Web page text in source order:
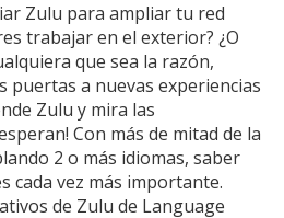
Zulu para ampliar tu red
trabajar en el exterior? ¿O
que sea la razón,
puertas a nuevas experiencias
Zulu y mira las
Con más de mitad de la
2 o más idiomas, saber
cada vez más importante.
de Zulu de Language